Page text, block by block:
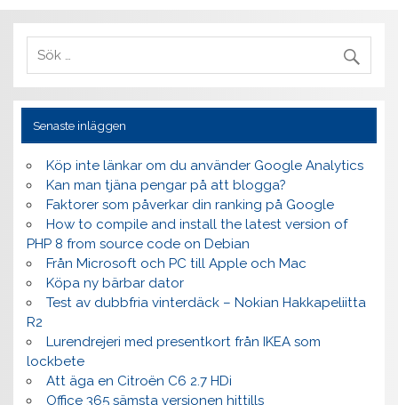
Senaste inläggen
Köp inte länkar om du använder Google Analytics
Kan man tjäna pengar på att blogga?
Faktorer som påverkar din ranking på Google
How to compile and install the latest version of
PHP 8 from source code on Debian
Från Microsoft och PC till Apple och Mac
Köpa ny bärbar dator
Test av dubbfria vinterdäck – Nokian Hakkapeliitta
R2
Lurendrejeri med presentkort från IKEA som
lockbete
Att äga en Citroën C6 2.7 HDi
Office 365 sämsta versionen hittills